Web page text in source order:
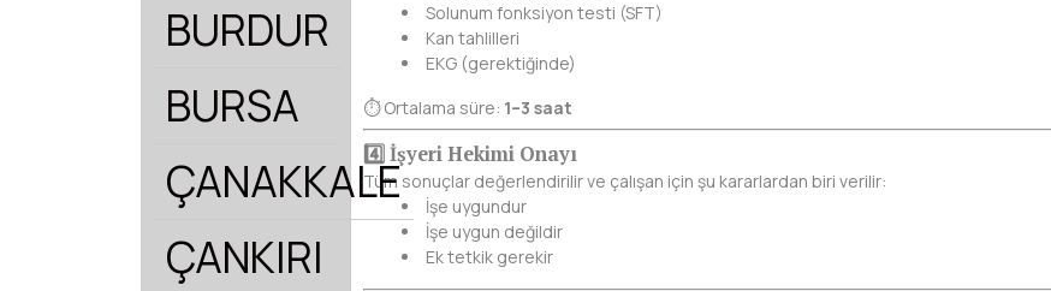
BURDUR
BURSA
ÇANAKKALE
ÇANKIRI
Solunum fonksiyon testi (SFT)
Kan tahlilleri
EKG (gerektiğinde)
⏱ Ortalama süre: 1–3 saat
4️⃣ İşyeri Hekimi Onayı
Tüm sonuçlar değerlendirilir ve çalışan için şu kararlardan biri verilir:
İşe uygundur
İşe uygun değildir
Ek tetkik gerekir